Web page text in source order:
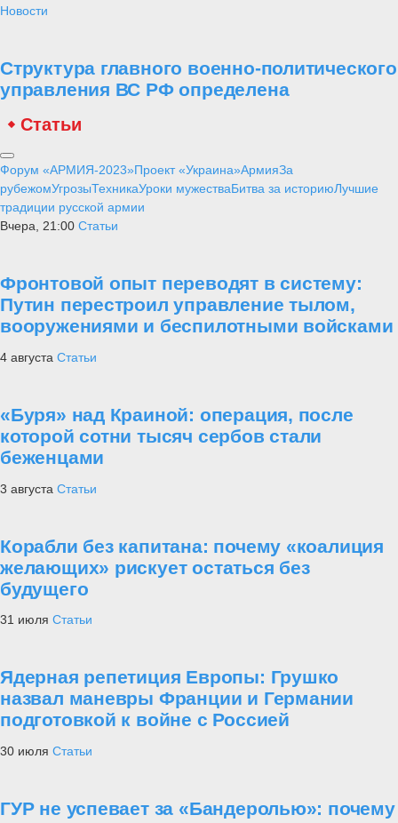
Новости
Структура главного военно-политического
управления ВС РФ определена
Статьи
Форум «АРМИЯ-2023»Проект «Украина»АрмияЗа
рубежомУгрозыТехникаУроки мужестваБитва за историюЛучшие
традиции русской армии
Вчера, 21:00 Статьи
Фронтовой опыт переводят в систему:
Путин перестроил управление тылом,
вооружениями и беспилотными войсками
4 августа Статьи
«Буря» над Краиной: операция, после
которой сотни тысяч сербов стали
беженцами
3 августа Статьи
Корабли без капитана: почему «коалиция
желающих» рискует остаться без
будущего
31 июля Статьи
Ядерная репетиция Европы: Грушко
назвал маневры Франции и Германии
подготовкой к войне с Россией
30 июля Статьи
ГУР не успевает за «Бандеролью»: почему